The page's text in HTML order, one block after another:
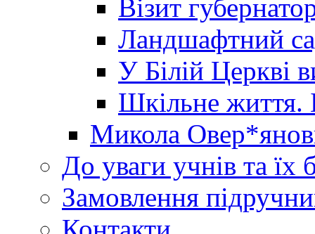
Візит
Ландшафтний
У Білій Церкві
Шкільне життя.
Микола
До уваги учнів та їх
Замовлення